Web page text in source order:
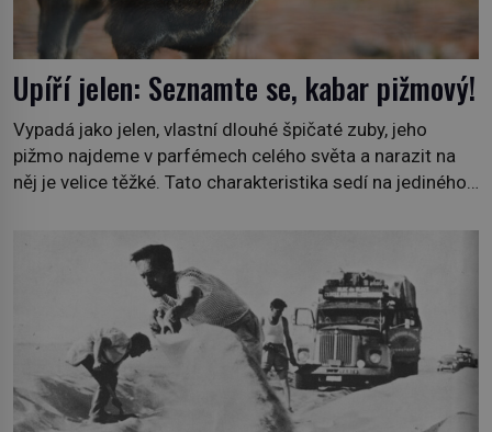
Upíří jelen: Seznamte se, kabar pižmový!
Vypadá jako jelen, vlastní dlouhé špičaté zuby, jeho
pižmo najdeme v parfémech celého světa a narazit na
něj je velice těžké. Tato charakteristika sedí na jediného
1778), jenže v Asii o něm ví už celá staletí. Zvíře
připomíná jelena, v kohoutku dosahuje […]